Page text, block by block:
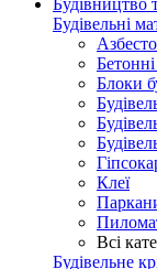
Будівництво
Будівельні
Блоки
Клеї
Всі
Будівельне